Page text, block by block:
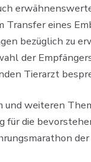
eines
bezüglich zu
der
Tierarzt
weiteren
die